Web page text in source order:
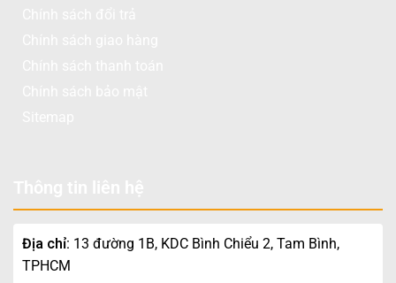
Địa chỉ: 13 đường 1B, KDC Bình Chiểu 2, Tam Bình,
TPHCM